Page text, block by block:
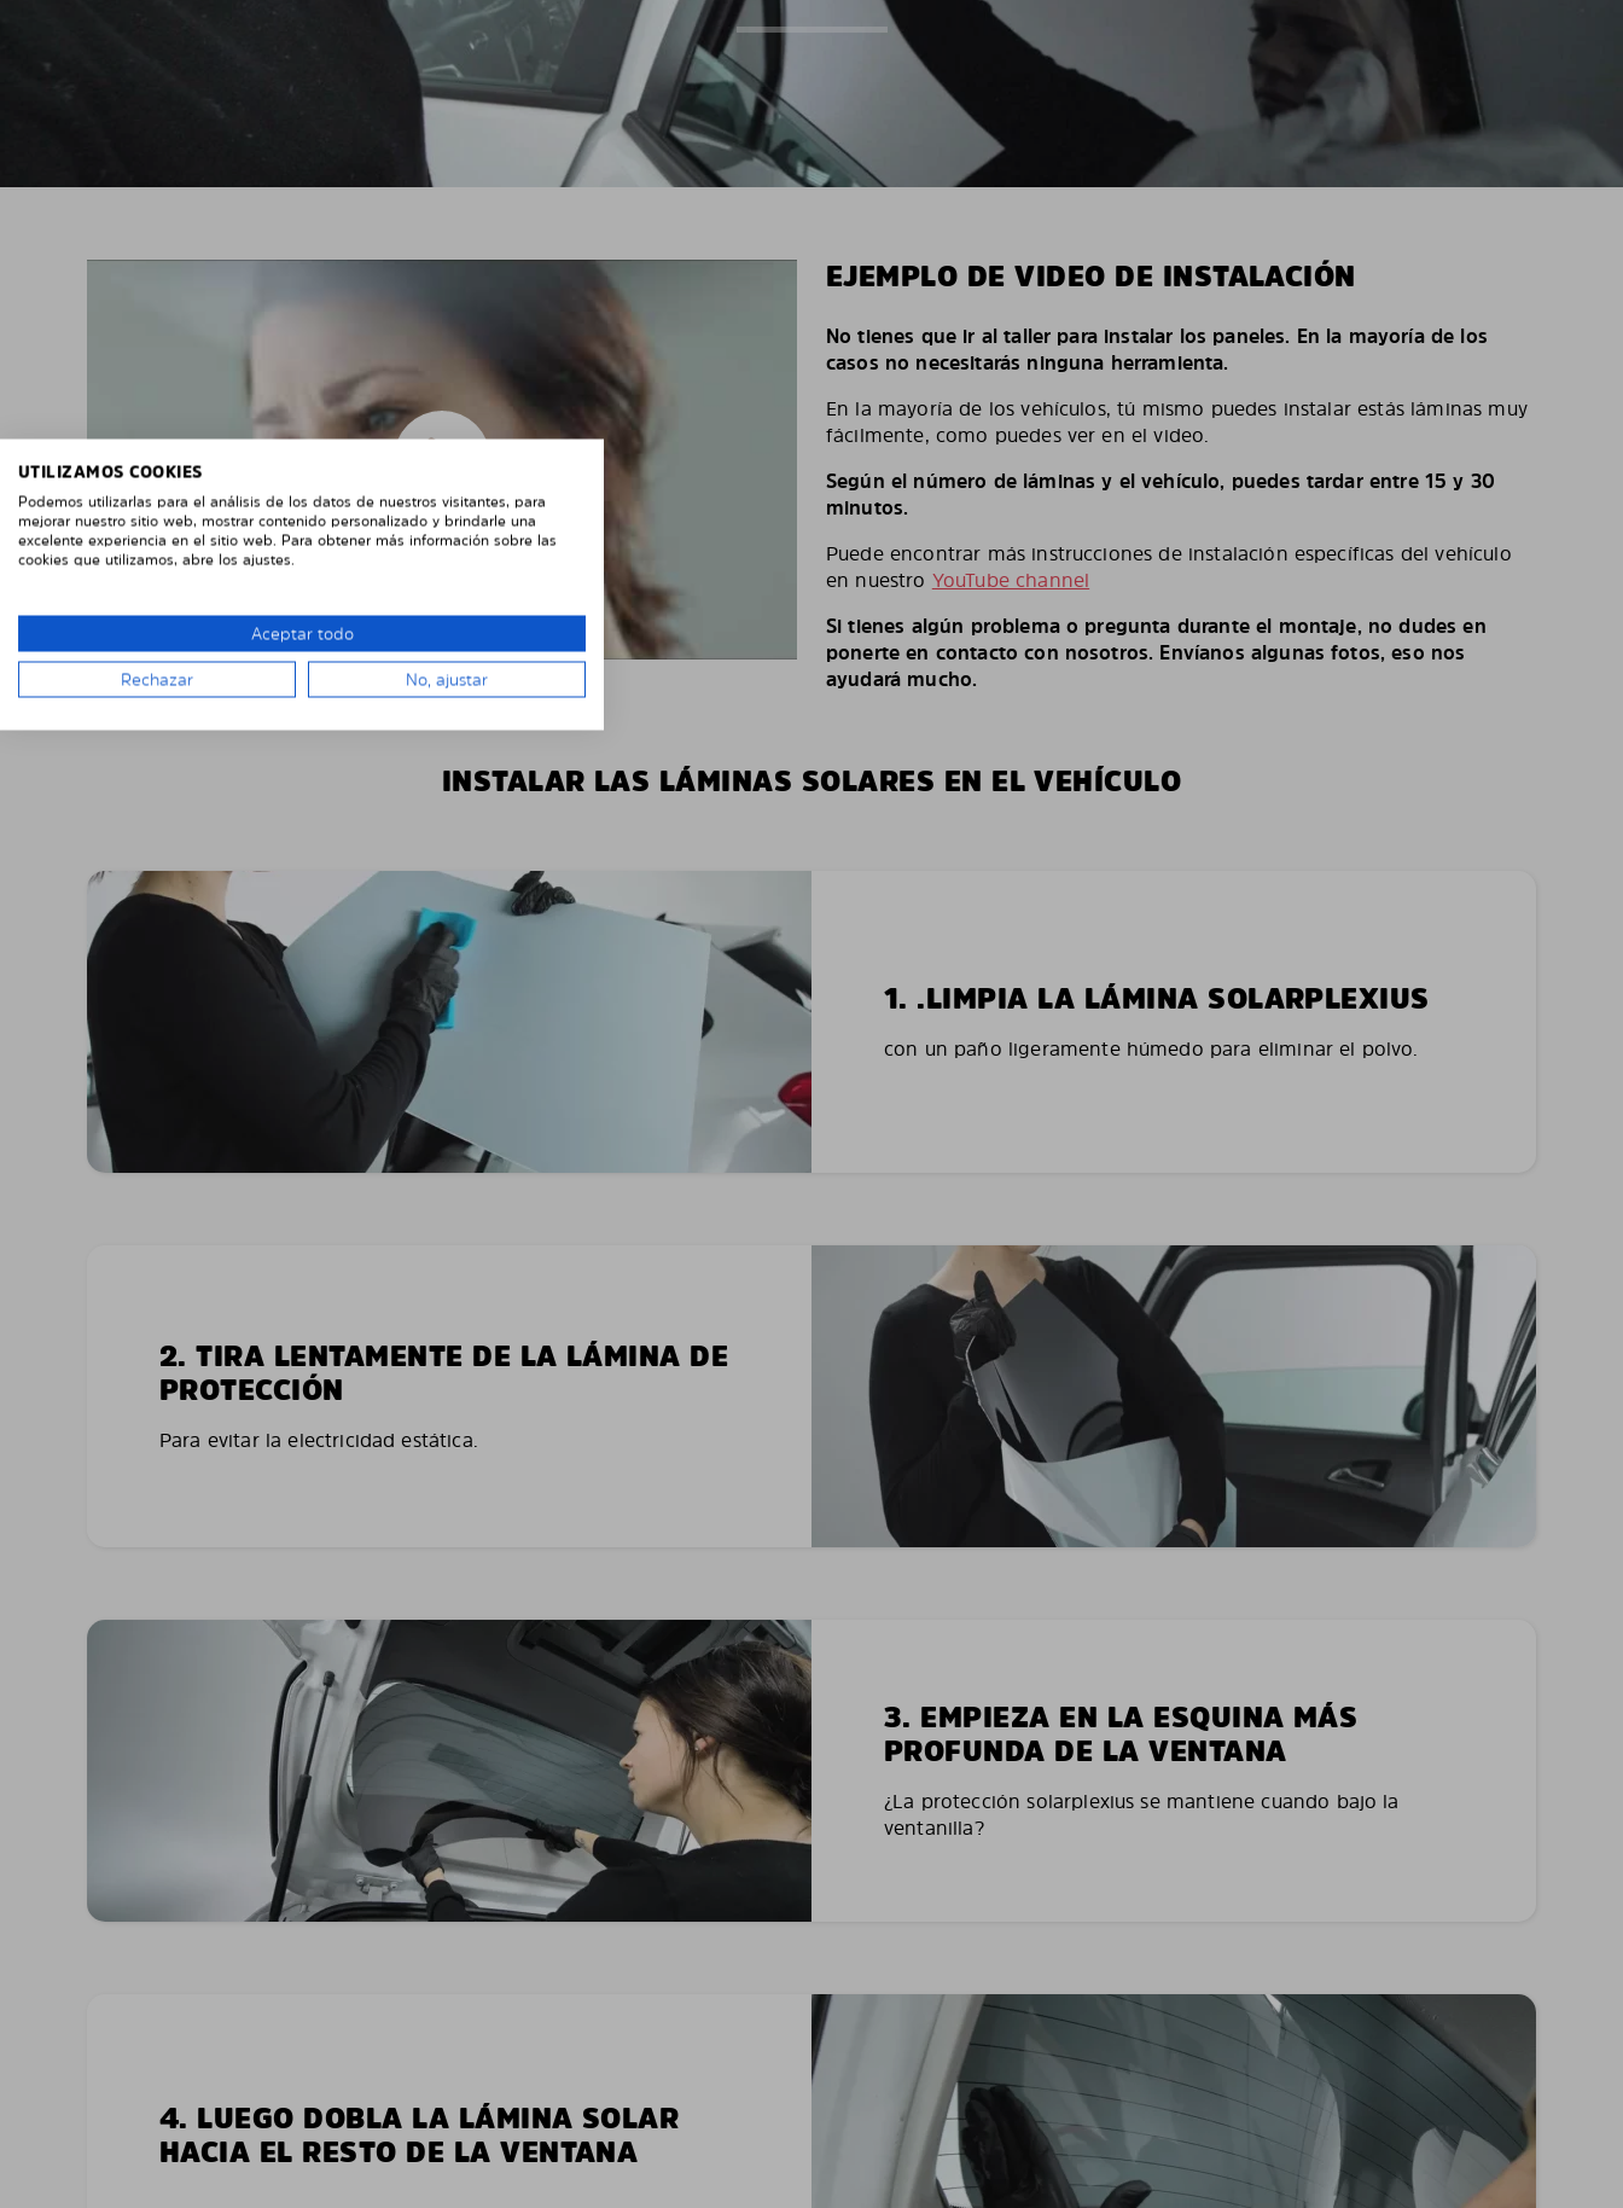
EJEMPLO DE VIDEO DE INSTALACIÓN
No tienes que ir al taller para instalar los paneles. En la mayoría de los
casos no necesitarás ninguna herramienta.
En la mayoría de los vehículos, tú mismo puedes instalar estás láminas muy
fácilmente, como puedes ver en el video.
Según el número de láminas y el vehículo, puedes tardar entre 15 y 30
minutos.
Puede encontrar más instrucciones de instalación específicas del vehículo
en nuestro YouTube channel
Si tienes algún problema o pregunta durante el montaje, no dudes en
ponerte en contacto con nosotros. Envíanos algunas fotos, eso nos
ayudará mucho.
INSTALAR LAS LÁMINAS SOLARES EN EL VEHÍCULO
1. .LIMPIA LA LÁMINA SOLARPLEXIUS
con un paño ligeramente húmedo para eliminar el polvo.
2. TIRA LENTAMENTE DE LA LÁMINA DE
PROTECCIÓN
Para evitar la electricidad estática.
3. EMPIEZA EN LA ESQUINA MÁS
PROFUNDA DE LA VENTANA
¿La protección solarplexius se mantiene cuando bajo la
ventanilla?
4. LUEGO DOBLA LA LÁMINA SOLAR
HACIA EL RESTO DE LA VENTANA
UTILIZAMOS COOKIES
Podemos utilizarlas para el análisis de los datos de nuestros visitantes, para
mejorar nuestro sitio web, mostrar contenido personalizado y brindarle una
excelente experiencia en el sitio web. Para obtener más información sobre las
cookies que utilizamos, abre los ajustes.
Aceptar todo
Rechazar No, ajustar